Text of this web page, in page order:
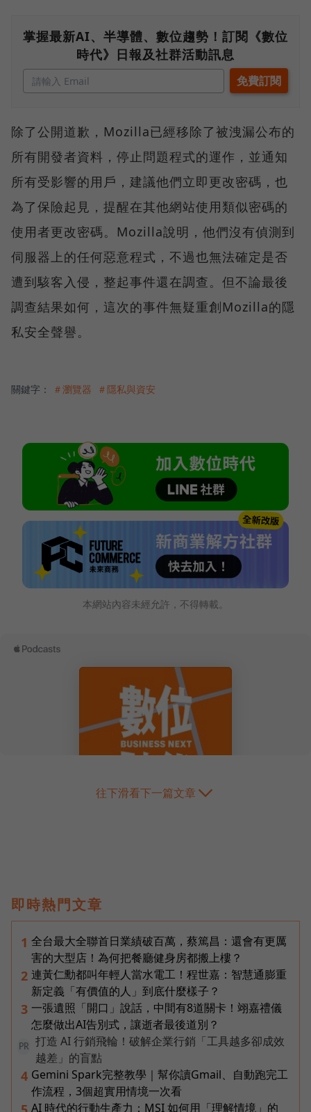
掌握最新AI、半導體、數位趨勢！訂閱《數位
時代》日報及社群活動訊息
除了公開道歉，Mozilla已經移除了被洩漏公布的
所有開發者資料，停止問題程式的運作，並通知
所有受影響的用戶，建議他們立即更改密碼，也
為了保險起見，提醒在其他網站使用類似密碼的
使用者更改密碼。Mozilla說明，他們沒有偵測到
伺服器上的任何惡意程式，不過也無法確定是否
遭到駭客入侵，整起事件還在調查。但不論最後
調查結果如何，這次的事件無疑重創Mozilla的隱
私安全聲譽。
關鍵字： ＃瀏覽器 ＃隱私與資安
本網站內容未經允許，不得轉載。
往下滑看下一篇文章
即時熱門文章
1 全台最大全聯首日業績破百萬，蔡篤昌：還會有更厲
害的大型店！為何把餐廳健身房都搬上樓？
2 連黃仁勳都叫年輕人當水電工！程世嘉：智慧通膨重
新定義「有價值的人」到底什麼樣子？
3 一張遺照「開口」說話，中間有8道關卡！翊嘉禮儀
怎麼做出AI告別式，讓逝者最後道別？
PR
打造 AI 行銷飛輪！破解企業行銷「工具越多卻成效
越差」的盲點
4 Gemini Spark完整教學｜幫你讀Gmail、自動跑完工
作流程，3個超實用情境一次看
AI 時代的行動生產力：MSI 如何用「理解情境」的